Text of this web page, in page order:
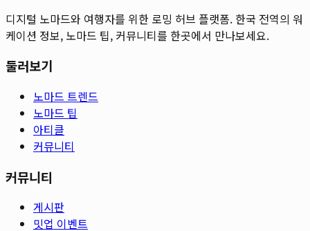
디지털 노마드와 여행자를 위한 로밍 허브 플랫폼. 한국 전역의 워
케이션 정보, 노마드 팁, 커뮤니티를 한곳에서 만나보세요.
둘러보기
노마드 트렌드
노마드 팁
아티클
커뮤니티
커뮤니티
게시판
밋업 이벤트